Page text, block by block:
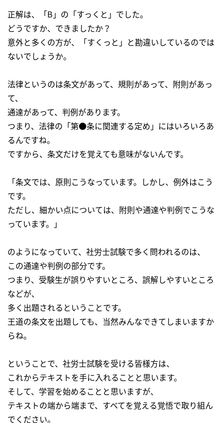
正解は、「B」の「すっくと」でした。
どうですか、できましたか？
意外と多くの方が、「すくっと」と勘違いしているのでは
ないでしょうか。
法律というのは条文があって、規則があって、附則があっ
て、
通達があって、判例があります。
つまり、法律の「第●条に関連する定め」にはいろいろあ
るんですね。
ですから、条文だけを覚えても意味がないんです。
「条文では、原則こうなっています。しかし、例外はこう
です。
ただし、細かい点については、附則や通達や判例でこうな
っています。」
のようになっていて、社労士試験で多く問われるのは、
この通達や判例の部分です。
つまり、受験生が誤りやすいところ、誤解しやすいところ
などが、
多く出題されるということです。
王道の条文を出題しても、当然みんなできてしまいますか
らね。
ということで、社労士試験を受ける皆様方は、
これからテキストを手に入れることと思います。
そして、学習を始めることと思いますが、
テキストの端から端まで、すべてを覚える覚悟で取り組ん
でください。